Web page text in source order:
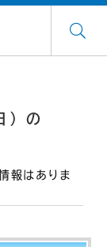
の
報はありま